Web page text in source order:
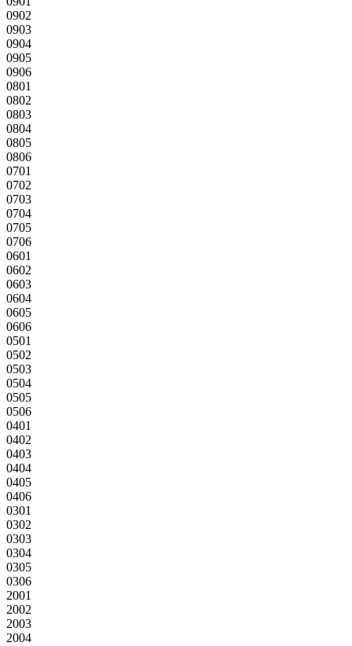
0902
0903
0904
0905
0906
0801
0802
0803
0804
0805
0806
0701
0702
0703
0704
0705
0706
0601
0602
0603
0604
0605
0606
0501
0502
0503
0504
0505
0506
0401
0402
0403
0404
0405
0406
0301
0302
0303
0304
0305
0306
2001
2002
2003
2004